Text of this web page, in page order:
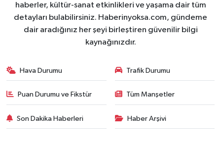
haberler, kültür-sanat etkinlikleri ve yaşama dair tüm
detayları bulabilirsiniz. Haberinyoksa.com, gündeme
dair aradığınız her şeyi birleştiren güvenilir bilgi
kaynağınızdır.
Hava Durumu Trafik Durumu
Puan Durumu ve Fikstür Tüm Manşetler
Son Dakika Haberleri Haber Arşivi